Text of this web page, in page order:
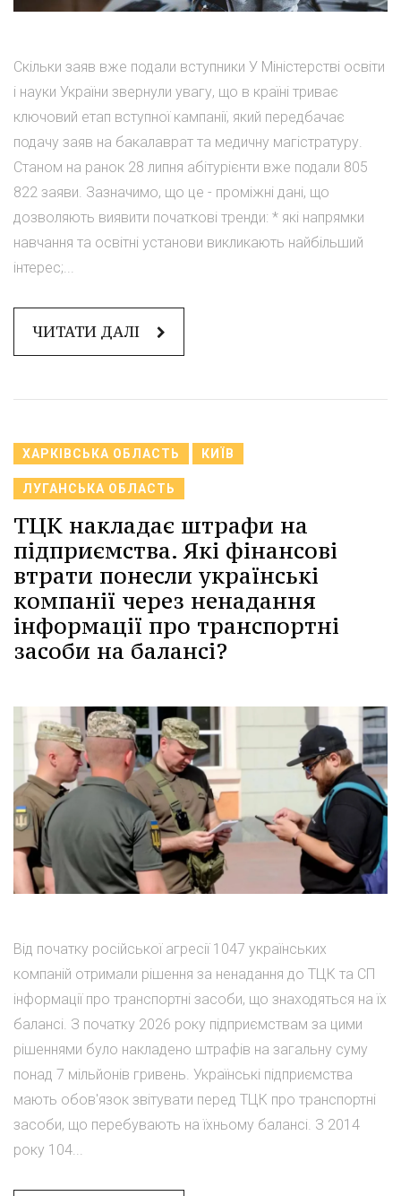
Скільки заяв вже подали вступники У Міністерстві освіти
і науки України звернули увагу, що в країні триває
ключовий етап вступної кампанії, який передбачає
подачу заяв на бакалаврат та медичну магістратуру.
Станом на ранок 28 липня абітурієнти вже подали 805
822 заяви. Зазначимо, що це - проміжні дані, що
дозволяють виявити початкові тренди: * які напрямки
навчання та освітні установи викликають найбільший
інтерес;...
ЧИТАТИ ДАЛІ
ХАРКІВСЬКА ОБЛАСТЬ КИЇВ
ЛУГАНСЬКА ОБЛАСТЬ
ТЦК накладає штрафи на
підприємства. Які фінансові
втрати понесли українські
компанії через ненадання
інформації про транспортні
засоби на балансі?
Від початку російської агресії 1047 українських
компаній отримали рішення за ненадання до ТЦК та СП
інформації про транспортні засоби, що знаходяться на їх
балансі. З початку 2026 року підприємствам за цими
рішеннями було накладено штрафів на загальну суму
понад 7 мільйонів гривень. Українські підприємства
мають обов'язок звітувати перед ТЦК про транспортні
засоби, що перебувають на їхньому балансі. З 2014
року 104...